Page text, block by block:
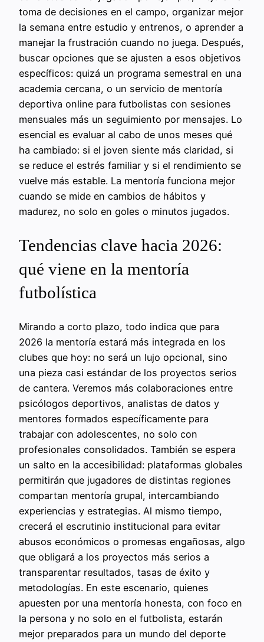
toma de decisiones en el campo, organizar mejor
la semana entre estudio y entrenos, o aprender a
manejar la frustración cuando no juega. Después,
buscar opciones que se ajusten a esos objetivos
específicos: quizá un programa semestral en una
academia cercana, o un servicio de mentoría
deportiva online para futbolistas con sesiones
mensuales más un seguimiento por mensajes. Lo
esencial es evaluar al cabo de unos meses qué
ha cambiado: si el joven siente más claridad, si
se reduce el estrés familiar y si el rendimiento se
vuelve más estable. La mentoría funciona mejor
cuando se mide en cambios de hábitos y
madurez, no solo en goles o minutos jugados.
Tendencias clave hacia 2026:
qué viene en la mentoría
futbolística
Mirando a corto plazo, todo indica que para
2026 la mentoría estará más integrada en los
clubes que hoy: no será un lujo opcional, sino
una pieza casi estándar de los proyectos serios
de cantera. Veremos más colaboraciones entre
psicólogos deportivos, analistas de datos y
mentores formados específicamente para
trabajar con adolescentes, no solo con
profesionales consolidados. También se espera
un salto en la accesibilidad: plataformas globales
permitirán que jugadores de distintas regiones
compartan mentoría grupal, intercambiando
experiencias y estrategias. Al mismo tiempo,
crecerá el escrutinio institucional para evitar
abusos económicos o promesas engañosas, algo
que obligará a los proyectos más serios a
transparentar resultados, tasas de éxito y
metodologías. En este escenario, quienes
apuesten por una mentoría honesta, con foco en
la persona y no solo en el futbolista, estarán
mejor preparados para un mundo del deporte